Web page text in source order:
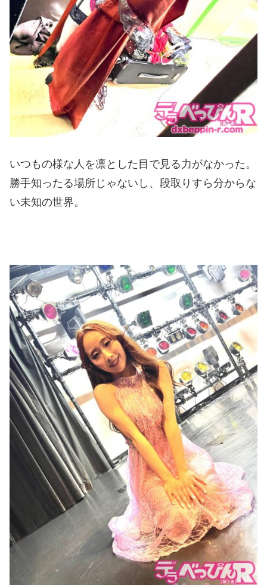
いつもの様な人を凛とした目で見る力がなかった。
勝手知ったる場所じゃないし、段取りすら分からな
い未知の世界。